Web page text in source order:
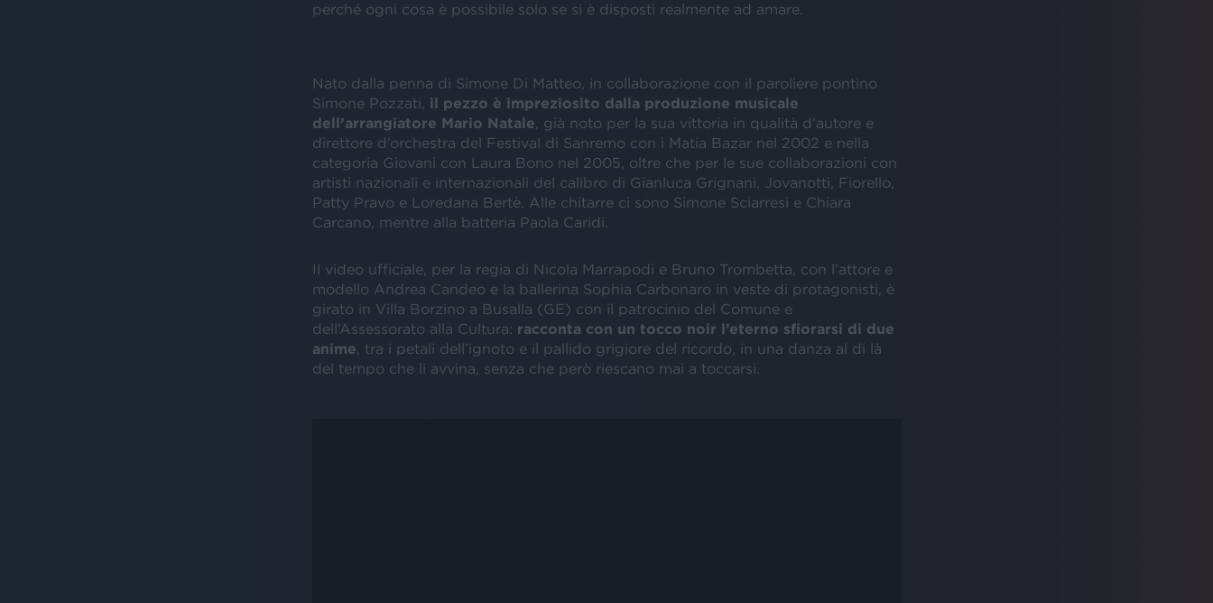
perché ogni cosa è possibile solo se si è disposti realmente ad amare.
Nato dalla penna di Simone Di Matteo, in collaborazione con il paroliere pontino
Simone Pozzati, il pezzo è impreziosito dalla produzione musicale
dell’arrangiatore Mario Natale , già noto per la sua vittoria in qualità d’autore e
direttore d’orchestra del Festival di Sanremo con i Matia Bazar nel 2002 e nella
categoria Giovani con Laura Bono nel 2005, oltre che per le sue collaborazioni con
artisti nazionali e internazionali del calibro di Gianluca Grignani, Jovanotti, Fiorello,
Patty Pravo e Loredana Bertè. Alle chitarre ci sono Simone Sciarresi e Chiara
Carcano, mentre alla batteria Paola Caridi.
Il video ufficiale, per la regia di Nicola Marrapodi e Bruno Trombetta, con l’attore e
modello Andrea Candeo e la ballerina Sophia Carbonaro in veste di protagonisti, è
girato in Villa Borzino a Busalla (GE) con il patrocinio del Comune e
dell’Assessorato alla Cultura: racconta con un tocco noir l’eterno sfiorarsi di due
anime , tra i petali dell’ignoto e il pallido grigiore del ricordo, in una danza al di là
del tempo che li avvina, senza che però riescano mai a toccarsi.